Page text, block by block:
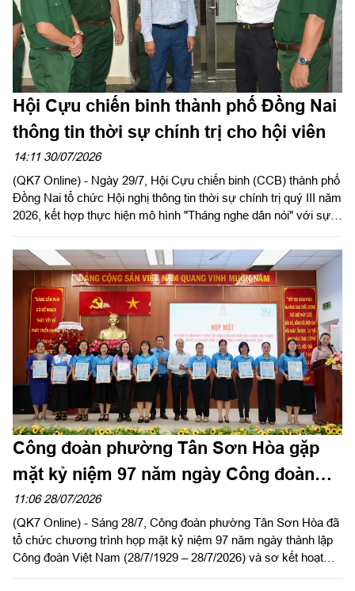
Hội Cựu chiến binh thành phố Đồng Nai
thông tin thời sự chính trị cho hội viên
14:11 30/07/2026
(QK7 Online) - Ngày 29/7, Hội Cựu chiến binh (CCB) thành phố
Đồng Nai tổ chức Hội nghị thông tin thời sự chính trị quý III năm
2026, kết hợp thực hiện mô hình "Tháng nghe dân nói" với sự
địa bàn.
Công đoàn phường Tân Sơn Hòa gặp
mặt kỷ niệm 97 năm ngày Công đoàn
Việt Nam
11:06 28/07/2026
(QK7 Online) - Sáng 28/7, Công đoàn phường Tân Sơn Hòa đã
tổ chức chương trình họp mặt kỷ niệm 97 năm ngày thành lập
Công đoàn Việt Nam (28/7/1929 – 28/7/2026) và sơ kết hoạt